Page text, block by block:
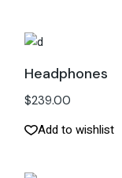
Headphones
$239.00
Add to wishlist